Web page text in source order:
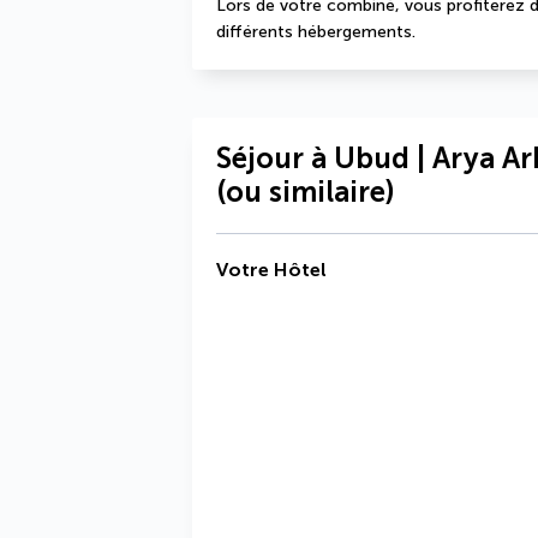
Lors de votre combiné, vous profiterez
différents hébergements.
Séjour à Ubud | Arya
(ou similaire)
Votre Hôtel